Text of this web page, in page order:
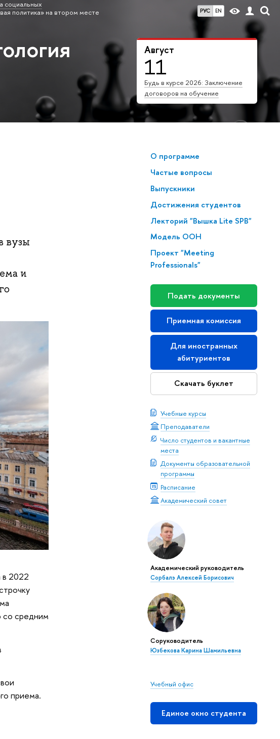
РУС EN
социальных
политика» на втором месте
Август
11
Будь в курсе 2026: Заключение
договоров на обучение
О программе
Частые вопросы
Выпускники
Достижения студентов
Лекторий "Вышка Lite SPB"
Модель ООН
Проект "Meeting
Professionals"
Подать документы
Приемная комиссия
Для иностранных
абитуриентов
Скачать буклет
Учебные курсы
Преподаватели
Число студентов и вакантные
места
Документы образовательной
программы
Расписание
Академический совет
Академический руководитель
Сорбалэ Алексей Борисович
Соруководитель
Юзбекова Карина Шамильевна
Учебный офис
Единое окно студента
вузы
и
в 2022
со средним
приема.